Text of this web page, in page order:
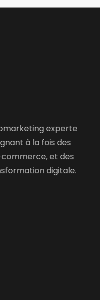
experte
à la fois des
commerce, et des
digitale.